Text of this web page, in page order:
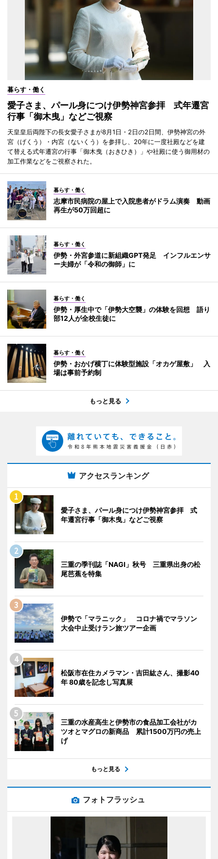
暮らす・働く
愛子さま、パール身につけ伊勢神宮参拝 式年遷宮
行事「御木曳」などご視察
天皇皇后両陛下の長女愛子さまが8月1日・2日の2日間、伊勢神宮の外
宮（げくう）・内宮（ないくう）を参拝し、20年に一度社殿などを建
て替える式年遷宮の行事「御木曳（おきひき）」や社殿に使う御用材の
加工作業などをご視察された。
暮らす・働く
志摩市民病院の屋上で入院患者がドラム演奏 動画
再生が50万回超に
暮らす・働く
伊勢・外宮参道に新組織GPT発足 インフルエンサ
ー夫婦が「令和の御師」に
暮らす・働く
伊勢・厚生中で「伊勢大空襲」の体験を回想 語り
部12人が全校生徒に
暮らす・働く
伊勢・おかげ横丁に体験型施設「オカゲ屋敷」 入
場は事前予約制
もっと見る
アクセスランキング
愛子さま、パール身につけ伊勢神宮参拝 式
年遷宮行事「御木曳」などご視察
三重の季刊誌「NAGI」秋号 三重県出身の松
尾芭蕉を特集
伊勢で「マラニック」 コロナ禍でマラソン
大会中止受けラン旅ツアー企画
松阪市在住カメラマン・吉田紘さん、撮影40
年 80歳を記念し写真展
三重の水産高生と伊勢市の食品加工会社がカ
ツオとマグロの新商品 累計1500万円の売上
げ
もっと見る
フォトフラッシュ